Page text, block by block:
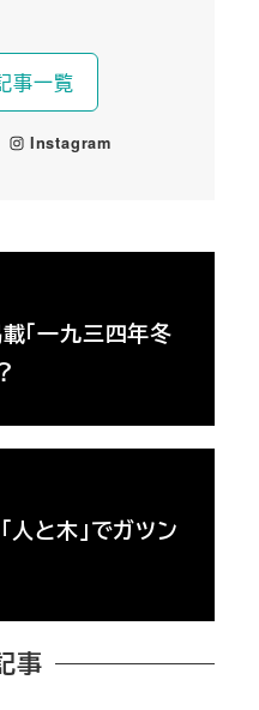
事一覧
Instagram
「一九三四年冬
人と木」でガツン
事